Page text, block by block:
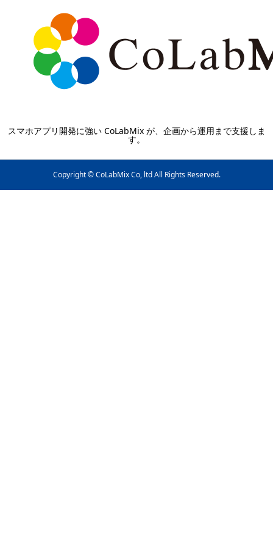
スマホアプリ開発に強い CoLabMix が、企画から運用まで支援しま
す。
Copyright © CoLabMix Co, ltd All Rights Reserved.